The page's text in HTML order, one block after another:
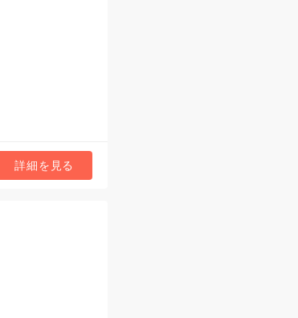
詳細を見る